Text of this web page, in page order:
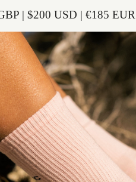
| $200 USD | €185 EUR